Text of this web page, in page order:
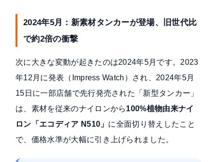
2024年5月：新素材タンカーが登場、旧世代比
で約2倍の衝撃
次に大きな変動が起きたのは2024年5月です。2023
年12月に発表（Impress Watch）
され、2024年5月
15日に一部店舗で先行発売された「新型タンカー」
は、素材を従来のナイロンから100%植物由来ナイ
ロン「エコディア N510」 に全面切り替えしたこと
で、価格水準が大幅に引き上げられました。